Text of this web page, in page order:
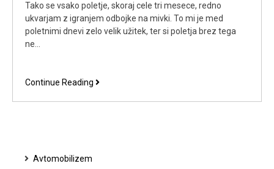
Tako se vsako poletje, skoraj cele tri mesece, redno
ukvarjam z igranjem odbojke na mivki. To mi je med
poletnimi dnevi zelo velik užitek, ter si poletja brez tega
ne…
Continue Reading Protibolečinski
Avtomobilizem